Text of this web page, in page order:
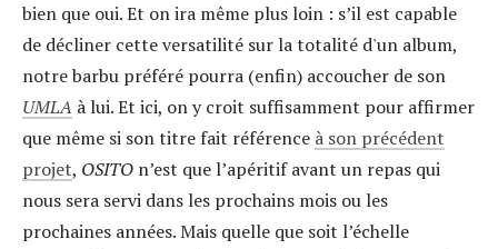
bien que oui. Et on ira même plus loin : s’il est capable
de décliner cette versatilité sur la totalité d'un album,
notre barbu préféré pourra (enfin) accoucher de son
UMLA à lui. Et ici, on y croit suffisamment pour affirmer
que même si son titre fait référence à son précédent
projet, OSITO n’est que l’apéritif avant un repas qui
nous sera servi dans les prochains mois ou les
prochaines années. Mais quelle que soit l’échelle